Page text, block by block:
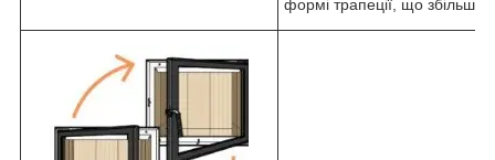
формі трапеції, що